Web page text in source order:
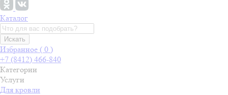
Каталог
Искать
Избранное ( 0 )
+7 (8412) 466-840
Категории
Услуги
Для кровли